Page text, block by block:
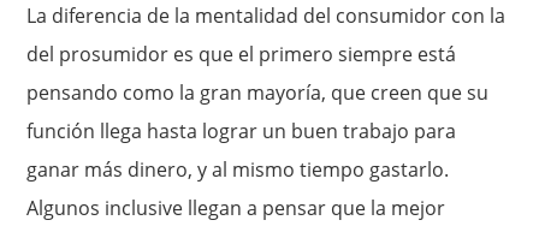
La diferencia de la mentalidad del consumidor con la
del prosumidor es que el primero siempre está
pensando como la gran mayoría, que creen que su
función llega hasta lograr un buen trabajo para
ganar más dinero, y al mismo tiempo gastarlo.
Algunos inclusive llegan a pensar que la mejor